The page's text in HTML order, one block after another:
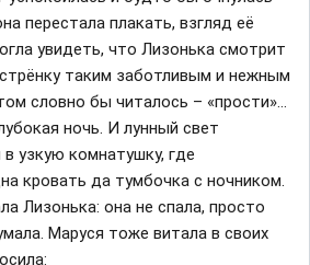
перестала плакать, взгляд её
увидеть, что Лизонька смотрит
таким заботливым и нежным
словно бы читалось – «прости»…
ночь. И лунный свет
узкую комнатушку, где
кровать да тумбочка с ночником.
Лизонька: она не спала, просто
Маруся тоже витала в своих